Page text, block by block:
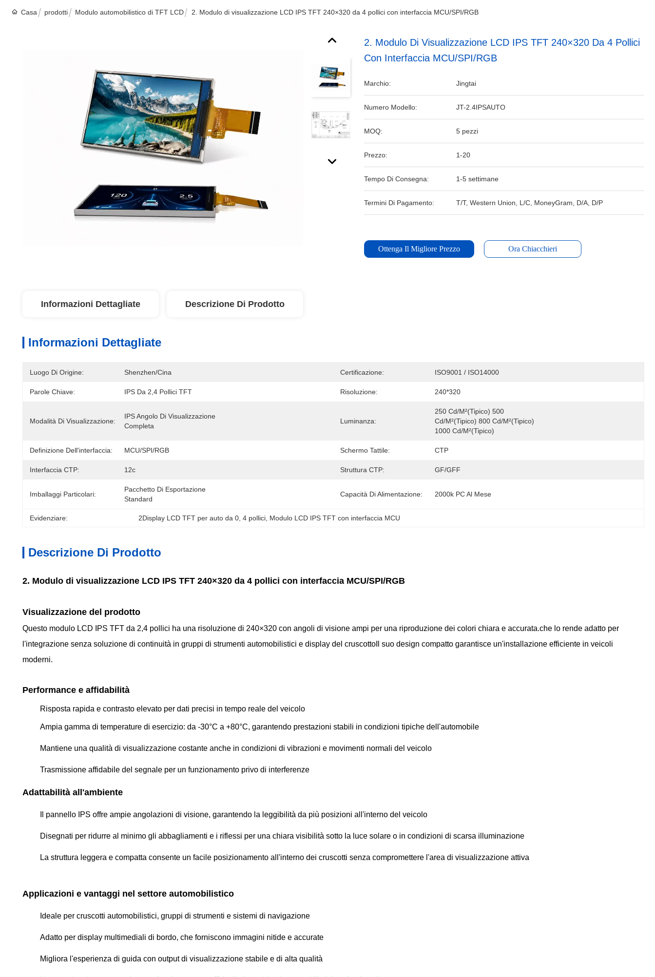
Casa prodotti Modulo automobilistico di TFT LCD 2. Modulo di visualizzazione LCD IPS TFT 240×320 da 4 pollici con interfaccia MCU/SPI/RGB
2. Modulo Di Visualizzazione LCD IPS TFT 240×320 Da 4 Pollici
Con Interfaccia MCU/SPI/RGB
Marchio: Jingtai
Numero Modello: JT-2.4IPSAUTO
MOQ: 5 pezzi
Prezzo: 1-20
Tempo Di Consegna: 1-5 settimane
Termini Di Pagamento: T/T, Western Union, L/C, MoneyGram, D/A, D/P
Ottenga Il Migliore Prezzo Ora Chiacchieri
Informazioni Dettagliate Descrizione Di Prodotto
Informazioni Dettagliate
Luogo Di Origine: Shenzhen/Cina Certificazione: ISO9001 / ISO14000
Parole Chiave: IPS Da 2,4 Pollici TFT Risoluzione: 240*320
Modalità Di Visualizzazione:
IPS Angolo Di Visualizzazione
Completa
Luminanza:
250 Cd/m²(tipico) 500
Cd/m²(tipico) 800 Cd/m²(tipico)
1000 Cd/m²(tipico)
Definizione Dell'interfaccia: MCU/SPI/RGB Schermo Tattile: CTP
Interfaccia CTP: 12c Struttura CTP: GF/GFF
Imballaggi Particolari:
Pacchetto Di Esportazione
Standard
Capacità Di Alimentazione: 2000k PC Al Mese
Evidenziare: 2Display LCD TFT per auto da 0 , 4 pollici Modulo LCD IPS TFT con interfaccia MCU
Descrizione Di Prodotto
2. Modulo di visualizzazione LCD IPS TFT 240×320 da 4 pollici con interfaccia MCU/SPI/RGB
Visualizzazione del prodotto
Questo modulo LCD IPS TFT da 2,4 pollici ha una risoluzione di 240×320 con angoli di visione ampi per una riproduzione dei colori chiara e accurata.che lo rende adatto per
l'integrazione senza soluzione di continuità in gruppi di strumenti automobilistici e display del cruscottoIl suo design compatto garantisce un'installazione efficiente in veicoli
moderni.
Performance e affidabilità
Risposta rapida e contrasto elevato per dati precisi in tempo reale del veicolo
Ampia gamma di temperature di esercizio: da -30°C a +80°C, garantendo prestazioni stabili in condizioni tipiche dell'automobile
Mantiene una qualità di visualizzazione costante anche in condizioni di vibrazioni e movimenti normali del veicolo
Trasmissione affidabile del segnale per un funzionamento privo di interferenze
Adattabilità all'ambiente
Il pannello IPS offre ampie angolazioni di visione, garantendo la leggibilità da più posizioni all'interno del veicolo
Disegnati per ridurre al minimo gli abbagliamenti e i riflessi per una chiara visibilità sotto la luce solare o in condizioni di scarsa illuminazione
La struttura leggera e compatta consente un facile posizionamento all'interno dei cruscotti senza compromettere l'area di visualizzazione attiva
Applicazioni e vantaggi nel settore automobilistico
Ideale per cruscotti automobilistici, gruppi di strumenti e sistemi di navigazione
Adatto per display multimediali di bordo, che forniscono immagini nitide e accurate
Migliora l'esperienza di guida con output di visualizzazione stabile e di alta qualità